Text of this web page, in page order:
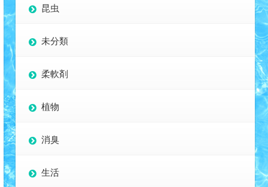
昆虫
未分類
柔軟剤
植物
消臭
生活